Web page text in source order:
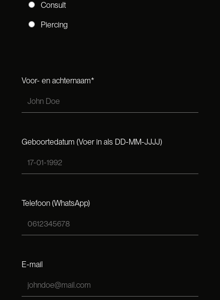
Consult
Piercing
Voor- en achternaam*
Geboortedatum (Voer in als DD-MM-JJJJ)
Telefoon (WhatsApp)
E-mail